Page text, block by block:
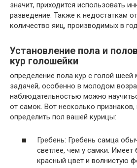
значит, приходится использовать
разведение. Также к недостаткам
количество яиц, производимых в
Установление пола и
кур голошейки
определение пола кур с голой
задачей, особенно в молодом
наблюдательностью можно
от самок. Вот несколько
определить пол вашей курицы:
Гребень: Гребень самца
светлее, чем у самки.
красный цвет и волнистую